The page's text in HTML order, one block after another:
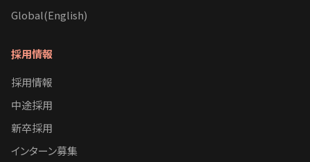
Global(English)
採用情報
採用情報
中途採用
新卒採用
インターン募集